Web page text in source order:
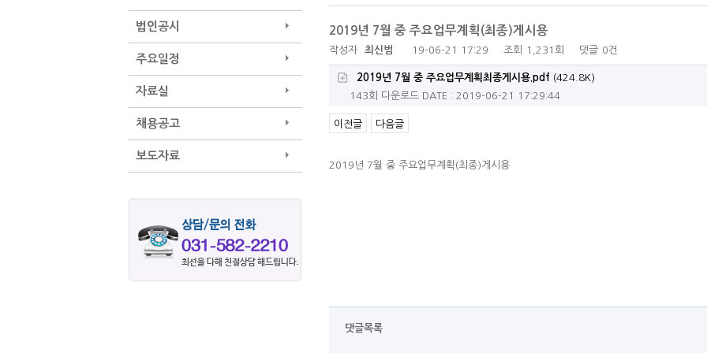
법인공시
주요일정
자료실
채용공고
보도자료
2019년 7월 중 주요업무계획(최종)게시용
작성자 최신범 19-06-21 17:29 조회 1,231회 댓글 0건
2019년 7월 중 주요업무계획최종게시용.pdf (424.8K)
143회 다운로드 DATE : 2019-06-21 17:29:44
이전글 다음글
2019년 7월 중 주요업무계획(최종)게시용
댓글목록